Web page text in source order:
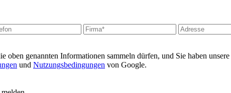
oben genannten Informationen sammeln dürfen, und Sie haben unsere
und Nutzungsbedingungen von Google.